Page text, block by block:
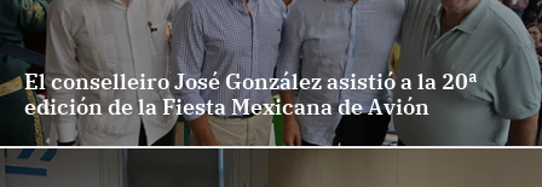
El conselleiro José González asistió a la 20ª
edición de la Fiesta Mexicana de Avión